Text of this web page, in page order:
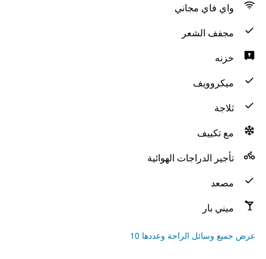
واي فاي مجاني
مجفف الشعر
خزنه
ميكروويف
ثلاجة
مع تكييف
تأجير الدراجات الهوائية
مصعد
ميني بار
عرض جميع وسائل الراحة وعددها 10